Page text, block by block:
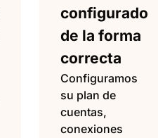
configurado
de la forma
correcta
Configuramos
su plan de
cuentas,
conexiones